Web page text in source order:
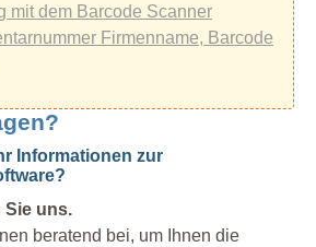
mit dem Barcode Scanner
Firmenname, Barcode
Informationen zur
Sie uns.
beratend bei, um Ihnen die